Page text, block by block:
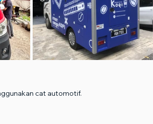
cat automotif.